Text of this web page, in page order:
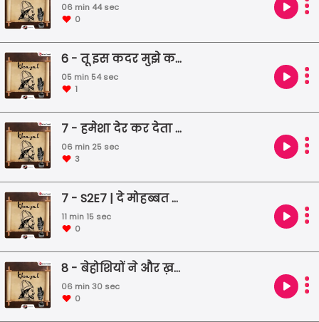
06 min 44 sec
0
6 - तू इस कदर मुझे करीब लगता है | Jaan Nisaar Akhtar | Urdu Shayari | Famous Poetry | Life of a poet
05 min 54 sec
1
7 - हमेशा देर कर देता हूँ | Muneer Niyazi | Urdu Shayari | Famous Poetry | Life of a poet
06 min 25 sec
3
7 - S2E7 | दे मोहब्बत तो मोहब्बत में असर पैदा कर - Bekhud Dehlvi
11 min 15 sec
0
8 - बेहोशियों ने और ख़बरदार कर दिया | Josh Malihabadi | Urdu Shayari | Famous Poetry | Life of a poet
06 min 30 sec
0